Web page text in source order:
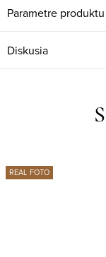
Parametre produktu
Diskusia
REAL FOTO